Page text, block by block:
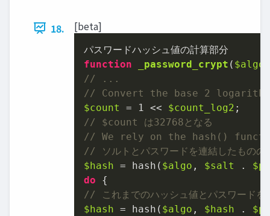
18. [beta]
function
_password_crypt ( $algo
// ...
// Convert the base 2
$count
= 1 << $count_log2
// $count は32768となる
// We rely on the hash()
// ソルトとパスワードを連結したものの
$hash = hash( $algo , $salt .
do
// これまでのハッシュ値とパスワードを
$hash = hash( $algo , $hash .